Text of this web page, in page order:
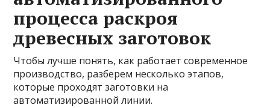
процесса раскроя
древесных заготовок
Чтобы лучше понять, как работает современное
производство, разберем несколько этапов,
которые проходят заготовки на
автоматизированной линии.